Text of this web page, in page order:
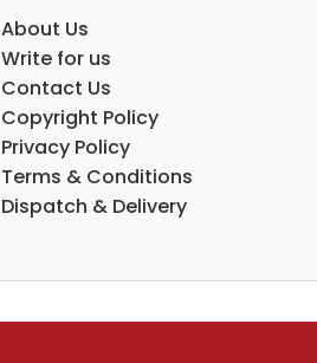
About Us
Write for us
Contact Us
Copyright Policy
Privacy Policy
Terms & Conditions
Dispatch & Delivery